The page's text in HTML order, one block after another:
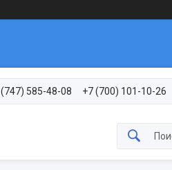
(747) 585-48-08 +7 (700) 101-10-26